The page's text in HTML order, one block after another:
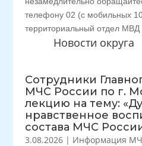
Новости округа
Сотрудники
МЧС России по г.
лекцию на тему:
нравственное
состава МЧС
3.08.2026 | Информация
телефону 02 (с мобильных
территориальный отдел МВД